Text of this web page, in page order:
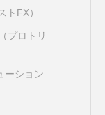
トFX）
プロトリ
ーション